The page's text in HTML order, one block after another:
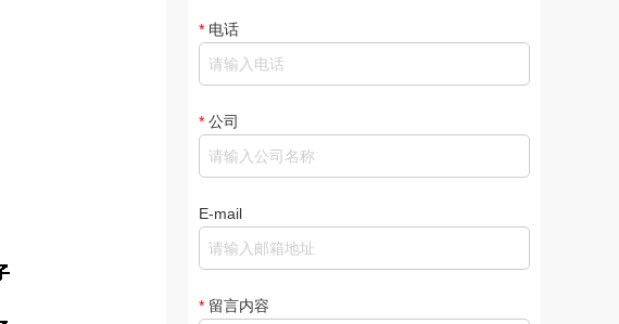
* 电话
* 公司
E-mail
* 留言内容